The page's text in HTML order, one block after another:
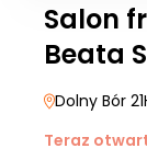
Salon
Beata
Dolny Bór
Teraz